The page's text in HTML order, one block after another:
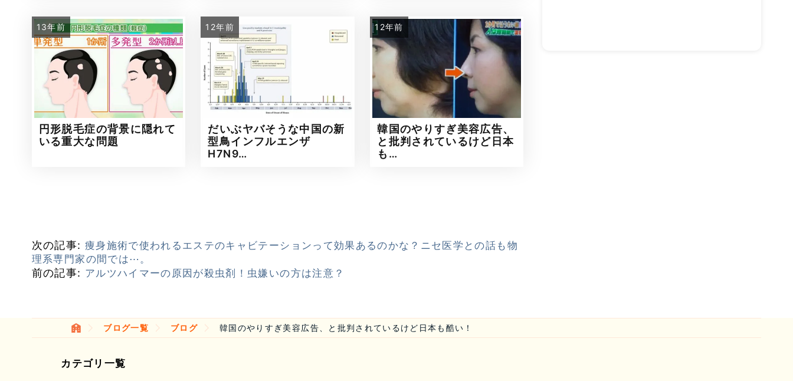
13年前
円形脱毛症の背景に隠れて
いる重大な問題
12年前
だいぶヤバそうな中国の新
型鳥インフルエンザ
H7N9…
12年前
韓国のやりすぎ美容広告、
と批判されているけど日本
も…
次の記事: 痩身施術で使われるエステのキャビテーションって効果あるのかな？ニセ医学との話も物
理系専門家の間では⋯。
前の記事: アルツハイマーの原因が殺虫剤！虫嫌いの方は注意？
ブログ一覧 ブログ 韓国のやりすぎ美容広告、と批判されているけど日本も酷い！
カテゴリ一覧